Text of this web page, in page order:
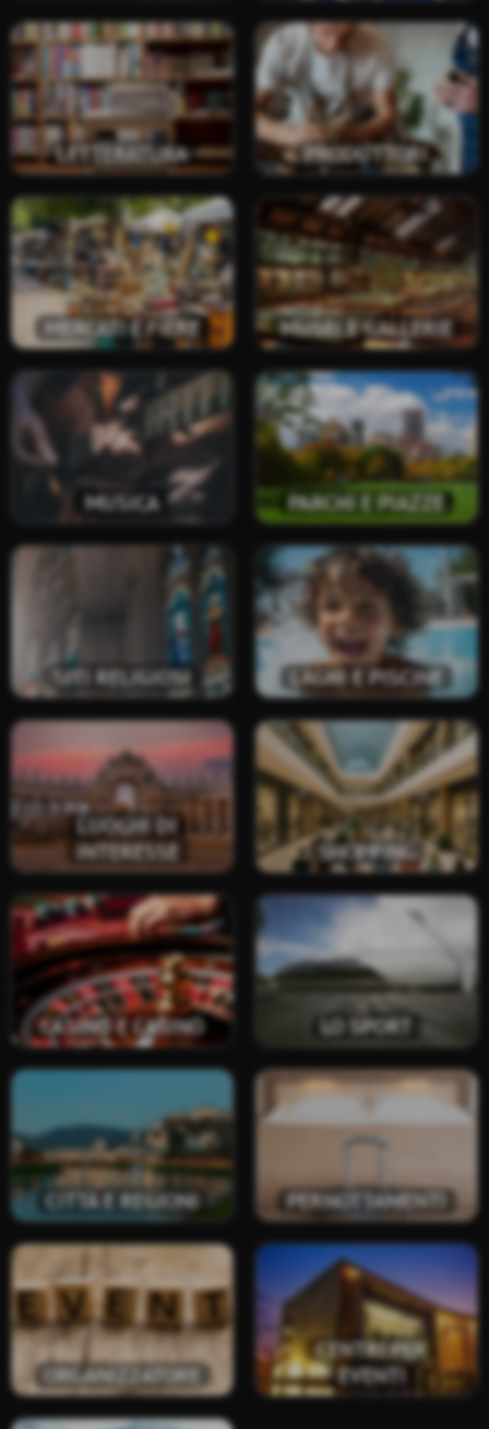
LETTERATURA PRODUTTORI
MERCATI E FIERE MUSEI E GALLERIE
MUSICA PARCHI E PIAZZE
SITI RELIGIOSI LAGHI E PISCINE
LUOGHI DI
INTERESSE
SHOPPING
CASINÒ E CASINÒ LO SPORT
CITTÀ E REGIONI PERNOTTAMENTI
ORGANIZZATORE
CENTRI PER
EVENTI